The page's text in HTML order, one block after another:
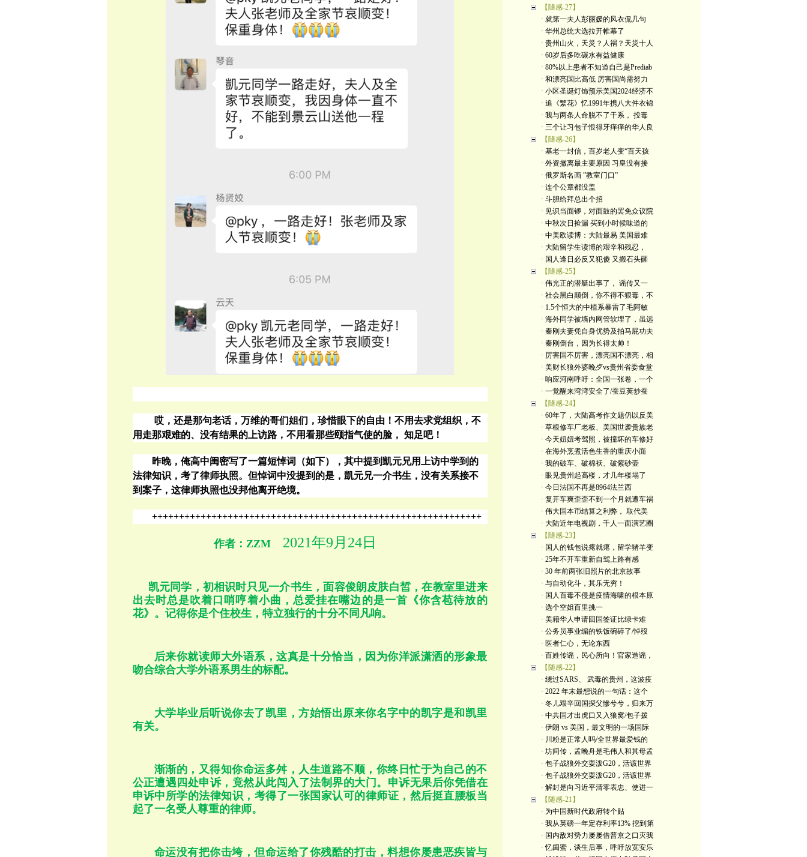
哎，还是那句老话，万维的哥们姐们，珍惜眼下的自由！不用去求党组织，不
用走那艰难的、没有结果的上访路，不用看那些颐指气使的脸， 知足吧！
昨晚，俺高中闺密写了一篇短悼词（如下），其中提到凱元兄用上访中学到的
法律知识，考了律师执照。但悼词中没提到的是，凱元兄一介书生， 没有关系接不
到案子， 这律师执照也没邦他离开绝境。
+++++++++++++++++++++++++++++++++++++++++++++++++++++++++++++
作者：ZZM 2021年9 月 24日
凯元同学，初相识时只见一介书生，面容俊朗皮肤白皙，在教室里进来
出去时总是吹着口哨哼着小曲，总爱挂在嘴边的是一首《你含苞待放的
花》。记得你是个住校生，特立独行的十分不同凡响。
后来你就读师大外语系，这真是十分恰当，因为你洋派潇洒的形象最
吻合综合大学外语系男生的标配。
大学毕业后听说你去了凯里，方始悟出原来你名字中的凯字是和凯里
有关。
渐渐的，又得知你命运多舛，人生道路不顺，你终日忙于为自己的不
公正遭遇四处申诉，竟然从此闯入了法制界的大门。申诉无果后你凭借在
申诉中所学的法律知识，考得了一张国家认可的律师证，然后挺直腰板当
起了一名受人尊重的律师。
命运没有把你击垮，但命运给了你残酷的打击，料想你屡患恶疾皆与
【隨感-27】
· 就第一夫人彭丽媛的风衣侃几句
· 华州总统大选拉开帷幕了
· 贵州山火，天災？人祸？天災十人
· 60岁后多吃碳水有益健康
· 80%以上患者不知道自己是Prediab
· 和漂亮国比高低 厉害国尚需努力
· 小区圣诞灯饰预示美国2024经济不
· 追《繁花》忆1991年携八大件衣锦
· 我与两条人命脱不了干系， 投毒
· 三个让习包子恨得牙痒痒的华人良
【隨感-26】
· 基老一封信，百岁老人变“百天孩
· 外资撤离最主要原因 习皇没有接
· 俄罗斯名画 ”教室门口”
· 连个公章都没盖
· 斗胆给拜总出个招
· 见识当面锣，对面鼓的罢免众议院
· 中秋次日捡漏 买到小时候味道的
· 中美欧读博：大陆最易 美国最难
· 大陆留学生读博的艰辛和残忍，
· 国人逢日必反又犯傻 又搬石头砸
【隨感-25】
· 伟光正的潜艇出事了， 谣传又一
· 社会黑白颠倒，你不得不狠毒，不
· 1.5个恒大的中植系暴雷了毛阿敏
· 海外同学被墙内网管软埋了，虽远
· 秦刚夫妻凭自身优势及拍马屁功夫
· 秦刚倒台，因为长得太帅！
· 厉害国不厉害，漂亮国不漂亮，相
· 美财长狼外婆晚歺vs贵州省委食堂
· 响应河南呼吁：全国一张卷，一个
· 一觉醒来湾湾安全了/蚕豆荚炒蚕
【隨感-24】
· 60年了，大陆高考作文题仍以反美
· 草根修车厂老板、美国世袭贵族老
· 今天妞妞考驾照，被撞坏的车修好
· 在海外烹煮活色生香的重庆小面
· 我的破车、破棉袄、破紫砂壶
· 眼见贵州起高楼，才几年楼塌了
· 今日法国不再是8964法兰西
· 复开车爽歪歪不到一个月就遭车祸
· 伟大国本币结算之利弊， 取代美
· 大陆近年电视剧，千人一面演艺圈
【隨感-23】
· 国人的钱包说瘪就瘪，留学猪羊变
· 25年不开车重新自驾上路有感
· 30 年前两张旧照片的北京故事
· 与自动化斗，其乐无穷！
· 国人百毒不侵是疫情海啸的根本原
· 选个空姐百里挑一
· 美籍华人申请回国签证比绿卡难
· 公务员事业编的铁饭碗碎了/悼歿
· 医者仁心，无论东西
· 百姓传谣，民心所向！官家造谣，
【随感-22】
· 绕过SARS、 武毒的贵州，这波疫
· 2022 年末最想说的一句话：这个
· 冬儿艰辛回国探父慘兮兮，归来万
· 中共国才出虎口又入狼窝/包子拨
· 伊朗 vs 美国，最文明的一场国际
· 川粉是正常人吗/全世界最爱钱的
· 坊间传，孟晚舟是毛伟人和其母孟
· 包子战狼外交耍泼G20，活该世界
· 包子战狼外交耍泼G20，活该世界
· 解封是向习近平清零表忠、使进一
【随感-21】
· 为中国新时代政府转个贴
· 我从英磅一年定存利率13% 挖到第
· 国内敌对势力屡屡借普京之口灭我
· 忆闺蜜，谈生后事，呼吁放宽安乐